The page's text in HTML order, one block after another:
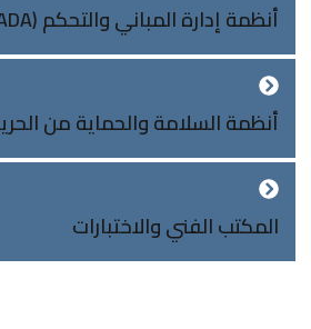
أنظمة إدارة المباني والتحكم (BMS/SCADA)
أنظمة السلامة والحماية من الحريق
المكتب الفني واﻻختبارات